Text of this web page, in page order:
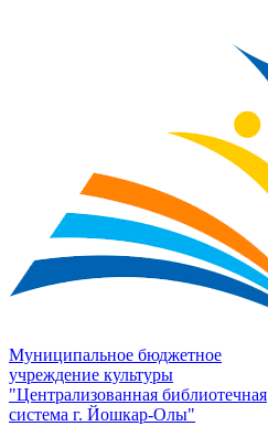
Муниципальное бюджетное
учреждение культуры
"Централизованная библиотечная
система г. Йошкар-Олы"